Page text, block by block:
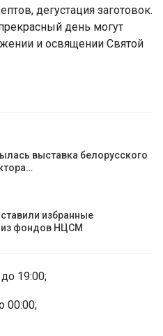
дегустация заготовок.
день могут
и освящении Святой
выставка белорусского
избранные
из фондов НЦСМ
19:00;
00:00;